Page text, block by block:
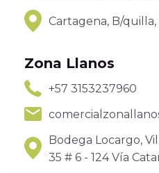
Cartagena, B/
Zona Llanos
+57 3153237960
Bodega Locargo,
35 # 6 - 124 Vía